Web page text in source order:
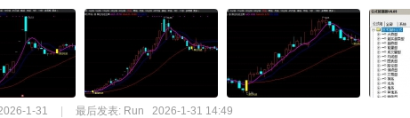
1-31 最后发表: Run 2026-1-31 14:49